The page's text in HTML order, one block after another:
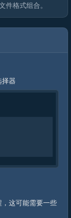
件格式组合。
择器
这可能需要一些